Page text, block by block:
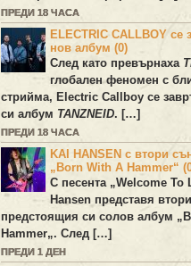
ПРЕДИ 18 ЧАСА
ELECTRIC CALLBOY се
нов албум (0)
След като превърнаха
глобален феномен с
стрийма, Electric Callboy се
си албум TANZNEID. […]
ПРЕДИ 18 ЧАСА
KAI HANSEN с втори
„Born With A Hammer“
С песента „Welcome To
Hansen представя
предстоящия си солов албум „
Hammer„. След […]
ПРЕДИ 1 ДЕН